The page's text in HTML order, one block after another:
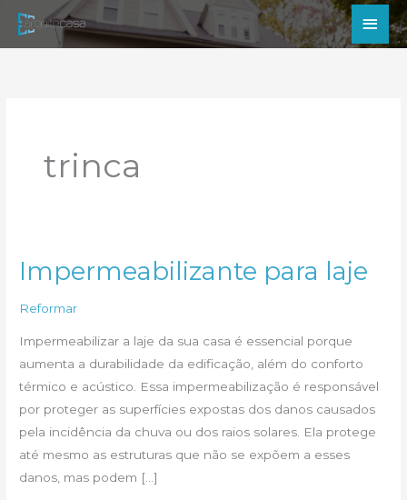
para
trinca
Impermeabilizante para laje
Reformar
Impermeabilizar a laje da sua casa é essencial porque
aumenta a durabilidade da edificação, além do conforto
térmico e acústico. Essa impermeabilização é responsável
por proteger as superfícies expostas dos danos causados
pela incidência da chuva ou dos raios solares. Ela protege
até mesmo as estruturas que não se expõem a esses
danos, mas podem […]